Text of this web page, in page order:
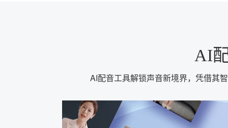
AI
AI配音工具解锁声音新境界，凭借其